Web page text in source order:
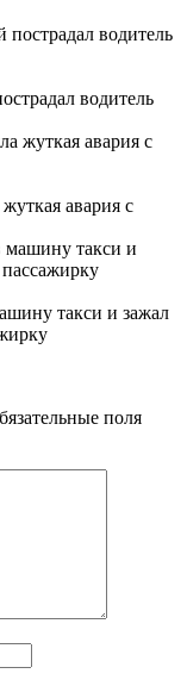
водитель
авария с
такси и зажал
поля